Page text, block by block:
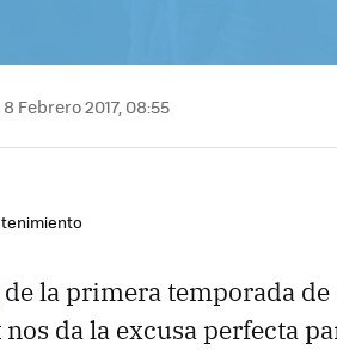
Febrero 2017, 08:55
de la primera temporada de
nos da la excusa perfecta